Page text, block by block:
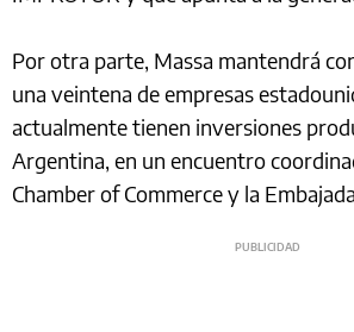
Por otra parte, Massa mantendrá
una veintena de empresas
actualmente tienen inversiones
Argentina, en un encuentro
Chamber of Commerce y la